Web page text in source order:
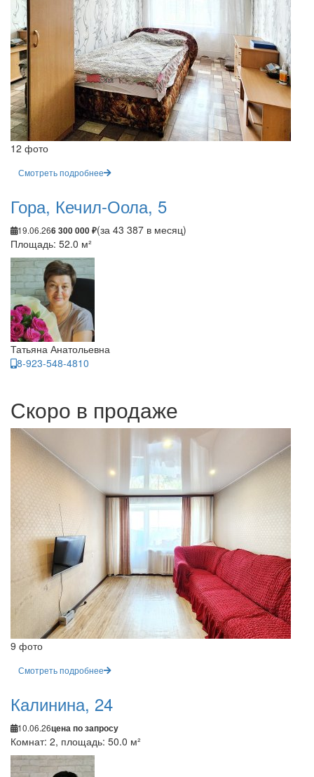
12 фото
Смотреть подробнее
Гора, Кечил-Оола, 5
19.06.266 300 000 ₽(за 43 387 в месяц)
Площадь: 52.0 м²
Татьяна Анатольевна
8-923-548-4810
Скоро в продаже
9 фото
Смотреть подробнее
Калинина, 24
10.06.26цена по запросу
Комнат: 2, площадь: 50.0 м²